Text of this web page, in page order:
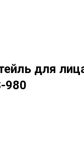
для
980